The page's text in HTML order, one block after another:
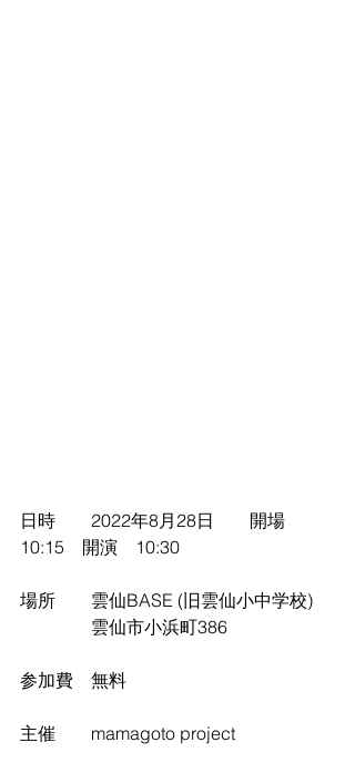
日時　　2022年8月28日　　開場
10:15　開演　10:30
場所　　雲仙BASE (旧雲仙小中学校)
雲仙市小浜町386
参加費　無料
主催　　mamagoto project